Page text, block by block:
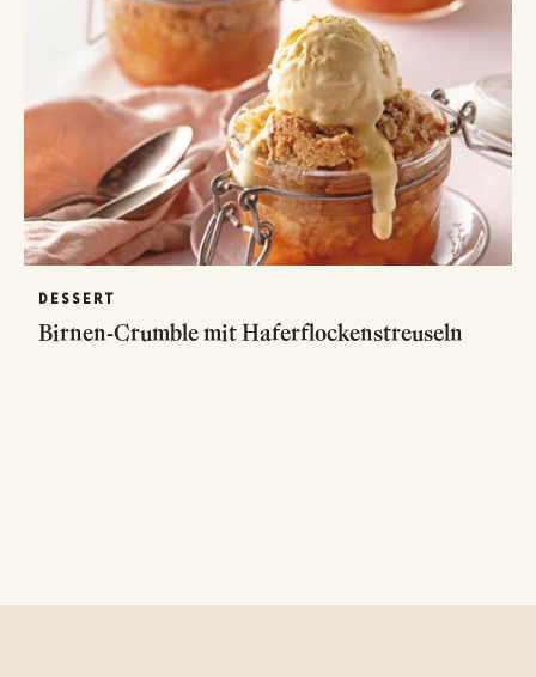
DESSERT
Birnen-Crumble mit Haferflockenstreuseln